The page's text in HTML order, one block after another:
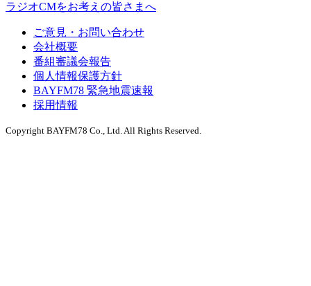
ラジオCMをお考えの皆さまへ
ご意見・お問い合わせ
会社概要
番組審議会報告
個人情報保護方針
BAYFM78 緊急地震速報
採用情報
Copyright BAYFM78 Co., Ltd. All Rights Reserved.